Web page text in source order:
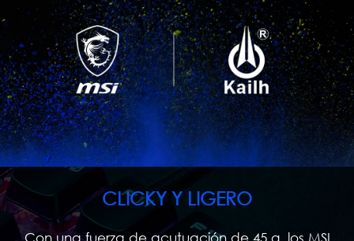
CLICKY Y LIGERO
Con una fuerza de acutuación de 45 g, los MSI